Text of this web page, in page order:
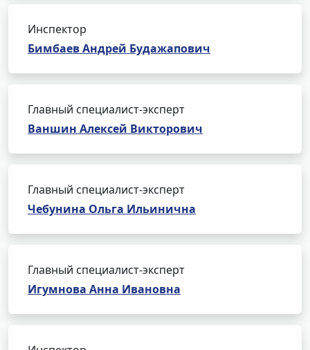
Инспектор
Бимбаев Андрей Будажапович
Главный специалист-эксперт
Ваншин Алексей Викторович
Главный специалист-эксперт
Чебунина Ольга Ильинична
Главный специалист-эксперт
Игумнова Анна Ивановна